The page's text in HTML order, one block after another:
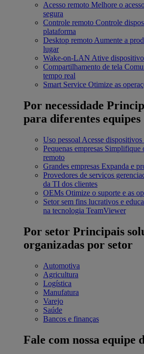
Acesso remoto Melhore o
segura
Controle remoto Controle
plataforma
Desktop remoto Aumente a
lugar
Wake-on-LAN Ative
Compartilhamento de tela
tempo real
Smart Service Otimize as
Por necessidade
para diferentes equipes
Uso pessoal Acesse
Pequenas empresas Simplifique
remoto
Grandes empresas Expanda e
Provedores de serviços
da TI dos clientes
OEMs Otimize o suporte e as
Setor sem fins lucrativos e
na tecnologia TeamViewer
Por setor Principais
organizadas por setor
Automotiva
Agricultura
Logística
Manufatura
Varejo
Saúde
Bancos e finanças
Fale com nossa equipe